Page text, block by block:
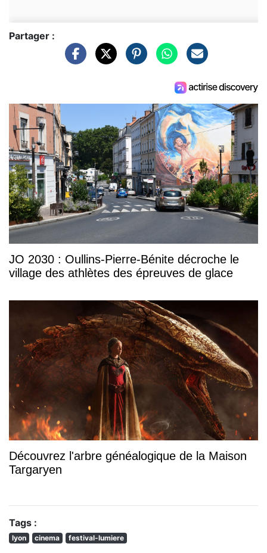
Partager :
JO 2030 : Oullins-Pierre-Bénite décroche le
village des athlètes des épreuves de glace
Découvrez l'arbre généalogique de la Maison
Targaryen
Tags :
lyon cinema festival-lumiere